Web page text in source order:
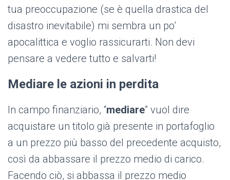
tua preoccupazione (se è quella drastica del
disastro inevitabile) mi sembra un po’
apocalittica e voglio rassicurarti. Non devi
pensare a vedere tutto e salvarti!
Mediare le azioni in perdita
In campo finanziario, “mediare” vuol dire
acquistare un titolo già presente in portafoglio
a un prezzo più basso del precedente acquisto,
così da abbassare il prezzo medio di carico.
Facendo ciò, si abbassa il prezzo medio